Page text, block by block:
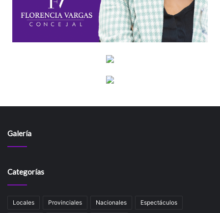
Galería
Categorías
Locales Provinciales Nacionales Espectáculos